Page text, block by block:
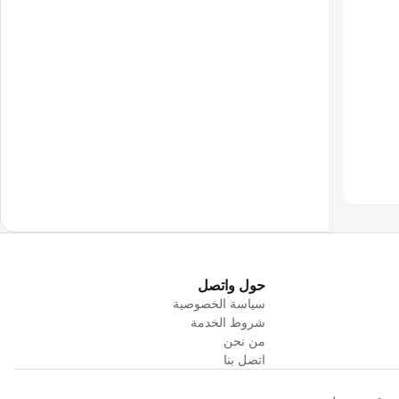
حول واتصل
سياسة الخصوصية
شروط الخدمة
من نحن
اتصل بنا